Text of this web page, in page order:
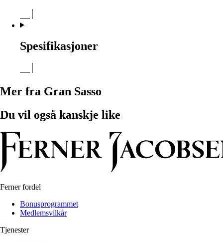
Spesifikasjoner
Mer fra Gran Sasso
Du vil også kanskje like
Ferner fordel
Bonusprogrammet
Medlemsvilkår
Tjenester